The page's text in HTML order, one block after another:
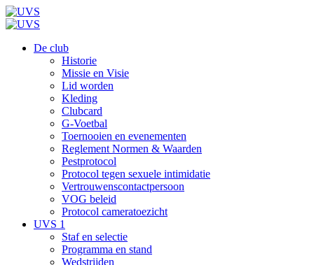
De club
Historie
Missie en Visie
Lid worden
Kleding
Clubcard
G-Voetbal
Toernooien en evenementen
Reglement Normen & Waarden
Pestprotocol
Protocol tegen sexuele intimidatie
Vertrouwenscontactpersoon
VOG beleid
Protocol cameratoezicht
UVS 1
Staf en selectie
Programma en stand
Wedstrijden